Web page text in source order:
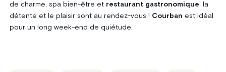
de charme, spa bien-être et restaurant gastronomique , la
détente et le plaisir sont au rendez-vous ! Courban est idéal
pour un long week-end de quiétude.